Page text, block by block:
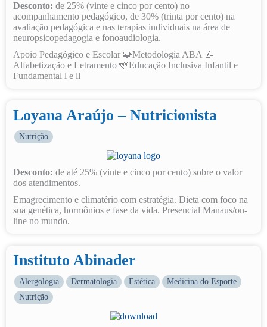
Desconto: de 25% (vinte e cinco por cento) no
acompanhamento pedagógico, de 30% (trinta por cento) na
avaliação pedagógica e nas terapias individuais na área de
neuropsicopedagogia e fonoaudiologia.
Apoio Pedagógico e Escolar 🧩Metodologia ABA 📝
Alfabetização e Letramento 🩵Educação Inclusiva Infantil e
Fundamental l e ll
Loyana Araújo – Nutricionista
Nutrição
Desconto: de até 25% (vinte e cinco por cento) sobre o valor
dos atendimentos.
Emagrecimento e climatério com estratégia. Dieta com foco na
sua genética, hormônios e fase da vida. Presencial Manaus/on-
line no mundo.
Instituto Abinader
Alergologia Dermatologia Estética
Medicina do Esporte
Nutrição